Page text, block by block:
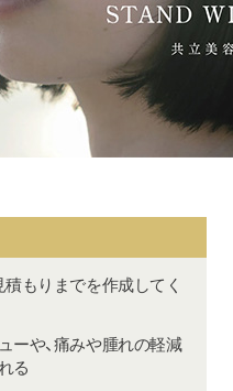
もりまでを作成してく
ーや、痛みや腫れの軽減
る